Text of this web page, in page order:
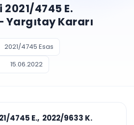
Vekalet
takibi
Giriş Yap
4745 E.
Yargıtay Kararı
2021/4745 Esas
15.06.2022
4745 E., 2022/9633 K.